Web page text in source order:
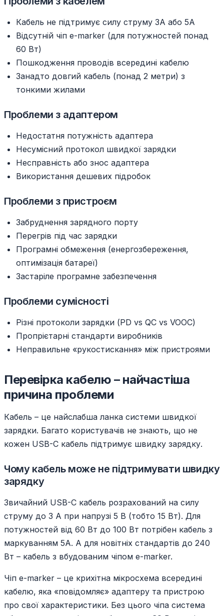
Кабель не підтримує силу струму 3А або 5А
Відсутній чіп e-marker (для потужностей понад
60 Вт)
Пошкодження проводів всередині кабелю
Занадто довгий кабель (понад 2 метри) з
тонкими жилами
Проблеми з адаптером
Недостатня потужність адаптера
Несумісний протокол швидкої зарядки
Несправність або знос адаптера
Використання дешевих підробок
Проблеми з пристроєм
Забруднення зарядного порту
Перегрів під час зарядки
Програмні обмеження (енергозбереження,
оптимізація батареї)
Застаріле програмне забезпечення
Проблеми сумісності
Різні протоколи зарядки (PD vs QC vs VOOC)
Пропрієтарні стандарти виробників
Неправильне «рукостискання» між пристроями
Перевірка кабелю – найчастіша
причина проблеми
Кабель – це найслабша ланка системи швидкої
зарядки. Багато користувачів не знають, що не
кожен USB-C кабель підтримує швидку зарядку.
Чому кабель може не підтримувати швидку
зарядку
Звичайний USB-C кабель розрахований на силу
струму до 3 А при напрузі 5 В (тобто 15 Вт). Для
потужностей від 60 Вт до 100 Вт потрібен кабель з
маркуванням 5А. А для новітніх стандартів до 240
Вт – кабель з вбудованим чіпом e-marker.
Чіп e-marker – це крихітна мікросхема всередині
кабелю, яка «повідомляє» адаптеру та пристрою
про свої характеристики. Без цього чіпа система